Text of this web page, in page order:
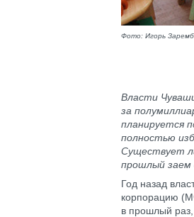
Фото: Игорь
Власти
за
планируется
полностью
Существует
прошлый заем
Год назад
корпорацию
в прошлый раз,